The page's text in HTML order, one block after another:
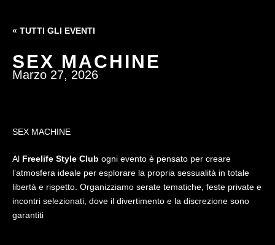
« TUTTI GLI EVENTI
SEX MACHINE
Marzo 27, 2026
SEX MACHINE
Al Freelife Style Club ogni evento è pensato per creare
l’atmosfera ideale per esplorare la propria sessualità in totale
libertà e rispetto. Organizziamo serate tematiche, feste private e
incontri selezionati, dove il divertimento e la discrezione sono
garantiti